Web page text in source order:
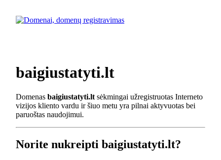
baigiustatyti.lt
Domenas baigiustatyti.lt sėkmingai užregistruotas Interneto
vizijos kliento vardu ir šiuo metu yra pilnai aktyvuotas bei
paruoštas naudojimui.
Norite nukreipti baigiustatyti.lt?